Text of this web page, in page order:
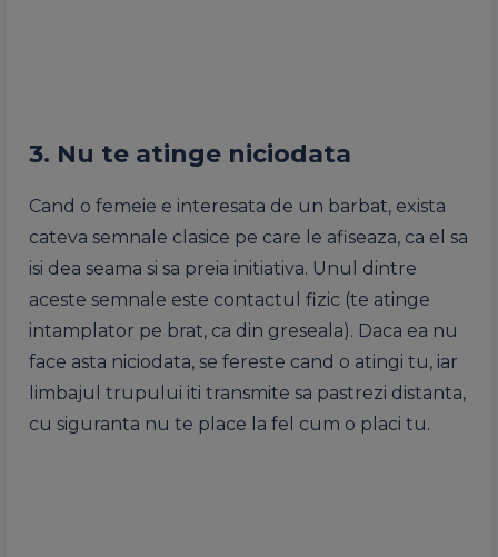
3. Nu te atinge niciodata
Cand o femeie e interesata de un barbat, exista
cateva semnale clasice pe care le afiseaza, ca el sa
isi dea seama si sa preia initiativa. Unul dintre
aceste semnale este contactul fizic (te atinge
intamplator pe brat, ca din greseala). Daca ea nu
face asta niciodata, se fereste cand o atingi tu, iar
limbajul trupului iti transmite sa pastrezi distanta,
cu siguranta nu te place la fel cum o placi tu.